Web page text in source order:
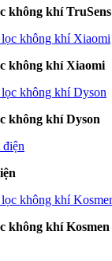
không khí TruSens
không khí Xiaomi
không khí Dyson
không khí Kosmen